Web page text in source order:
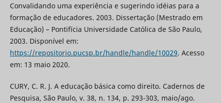
Convalidando uma experiência e sugerindo idéias para a
formação de educadores. 2003. Dissertação (Mestrado em
Educação) – Pontifícia Universidade Católica de São Paulo,
2003. Disponível em:
https://repositorio.pucsp.br/handle/handle/10029. Acesso
em: 13 maio 2020.
CURY, C. R. J. A educação básica como direito. Cadernos de
Pesquisa, São Paulo, v. 38, n. 134, p. 293-303, maio/ago.